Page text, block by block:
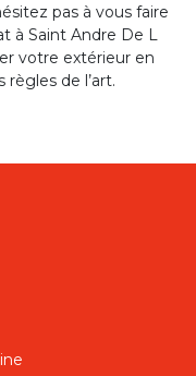
pas à vous faire
à Saint Andre De L
votre extérieur en
de l’art.